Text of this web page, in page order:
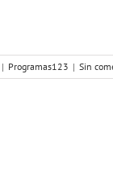
| Programas123 | Sin